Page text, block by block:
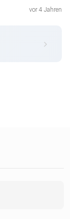
vor 4 Jahren